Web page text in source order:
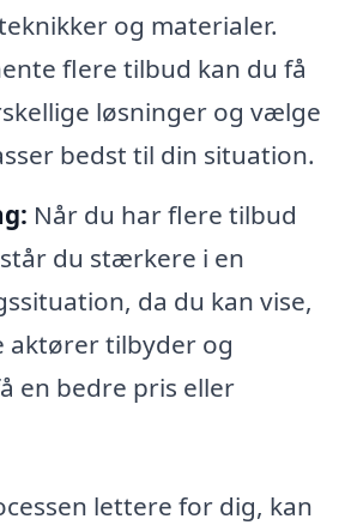
og materialer.
flere tilbud kan du få
løsninger og vælge
bedst til din situation.
Når du har flere tilbud
du stærkere i en
da du kan vise,
aktører tilbyder og
en bedre pris eller
lettere for dig, kan